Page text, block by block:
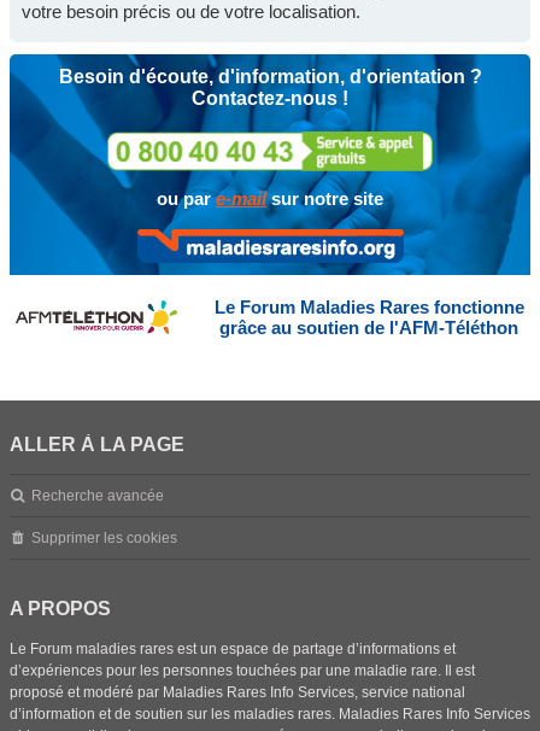
votre besoin précis ou de votre localisation.
Besoin d'écoute, d'information, d'orientation ?
Contactez-nous !
ou pare-mailsur notre site
Le Forum Maladies Rares fonctionne
grâce au soutien de l'AFM-Téléthon
ALLER À LA PAGE
Recherche avancée
Supprimer les cookies
A PROPOS
Le Forum maladies rares est un espace de partage d’informations et
d’expériences pour les personnes touchées par une maladie rare. Il est
proposé et modéré par Maladies Rares Info Services, service national
d’information et de soutien sur les maladies rares. Maladies Rares Info Services